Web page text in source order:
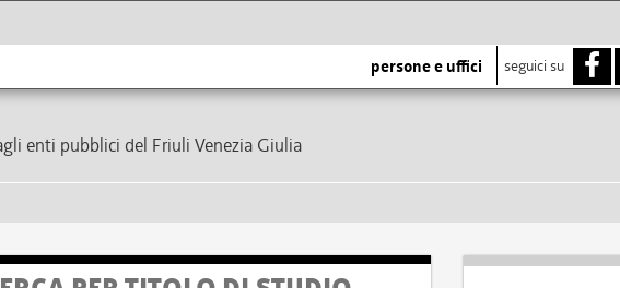
persone e uffici seguici su
enti pubblici del Friuli Venezia Giulia